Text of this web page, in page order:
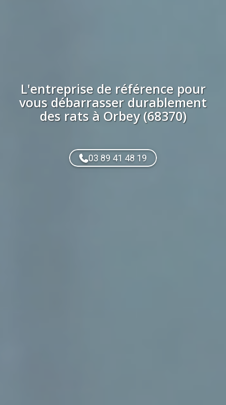
L'entreprise de référence pour
vous débarrasser durablement
des ratsà Orbey (68370)
03 89 41 48 19